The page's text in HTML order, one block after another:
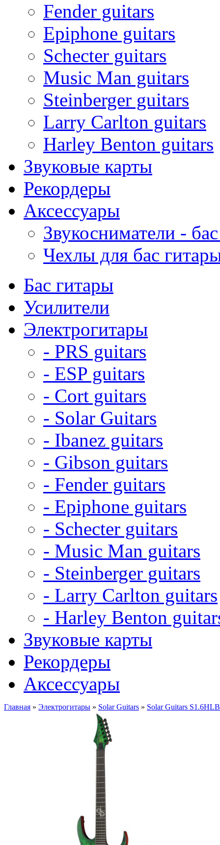
Fender guitars
Epiphone guitars
Schecter guitars
Music Man guitars
Steinberger guitars
Larry Carlton guitars
Harley Benton guitars
Звуковые карты
Рекордеры
Аксессуары
Звукосниматели -
Чехлы для бас
Бас гитары
Усилители
Электрогитары
- PRS guitars
- ESP guitars
- Cort guitars
- Solar Guitars
- Ibanez guitars
- Gibson guitars
- Fender guitars
- Epiphone guitars
- Schecter guitars
- Music Man guitars
- Steinberger guitars
- Larry Carlton guitars
- Harley Benton
Звуковые карты
Рекордеры
Аксессуары
Главная » Электрогитары » Solar Guitars » Solar Guitars S1.6HLB